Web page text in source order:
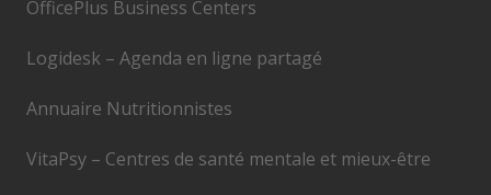
OfficePlus Business Centers
Logidesk – Agenda en ligne partagé
Annuaire Nutritionnistes
VitaPsy – Centres de santé mentale et mieux-être